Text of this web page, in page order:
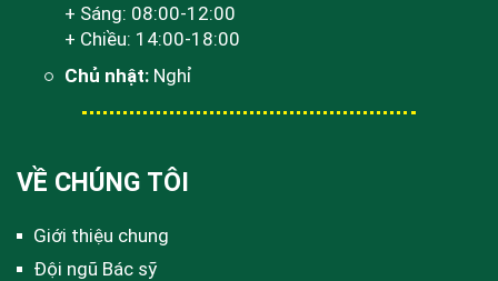
+ Sáng: 08:00-12:00
+ Chiều: 14:00-18:00
Chủ nhật: Nghỉ
VỀ CHÚNG TÔI
Giới thiệu chung
Đội ngũ Bác sỹ